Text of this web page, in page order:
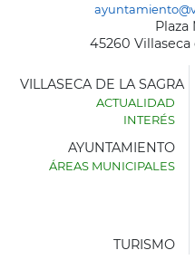
Plaza
45260 Villaseca
AYUNTAMIENTO
VILLASECA DE LA SAGRA
ACTUALIDAD
INTERÉS
AYUNTAMIENTO
ÁREAS MUNICIPALES
TURISMO